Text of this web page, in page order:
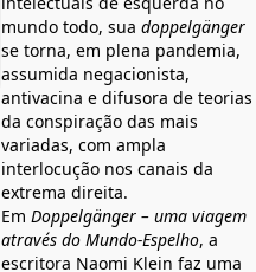
mundo todo, sua doppelgänger
se torna, em plena pandemia,
assumida negacionista,
antivacina e difusora de teorias
da conspiração das mais
variadas, com ampla
interlocução nos canais da
extrema direita.
Em Doppelgänger – uma viagem
através do Mundo-Espelho, a
escritora Naomi Klein faz uma